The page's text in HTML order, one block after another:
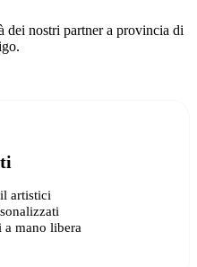
dei nostri partner a provincia di
artistici
a mano libera